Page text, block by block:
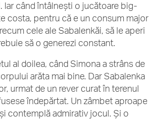
Iar când întâlnești o jucătoare big-
costa, pentru că e un consum major
cele ale Sabalenkăi, să le aperi
să o generezi constant.
al doilea, când Simona a strâns de
arăta mai bine. Dar Sabalenka
urmat de un rever curat în terenul
îndepărtat. Un zâmbet aproape
contemplă admirativ jocul. Și o